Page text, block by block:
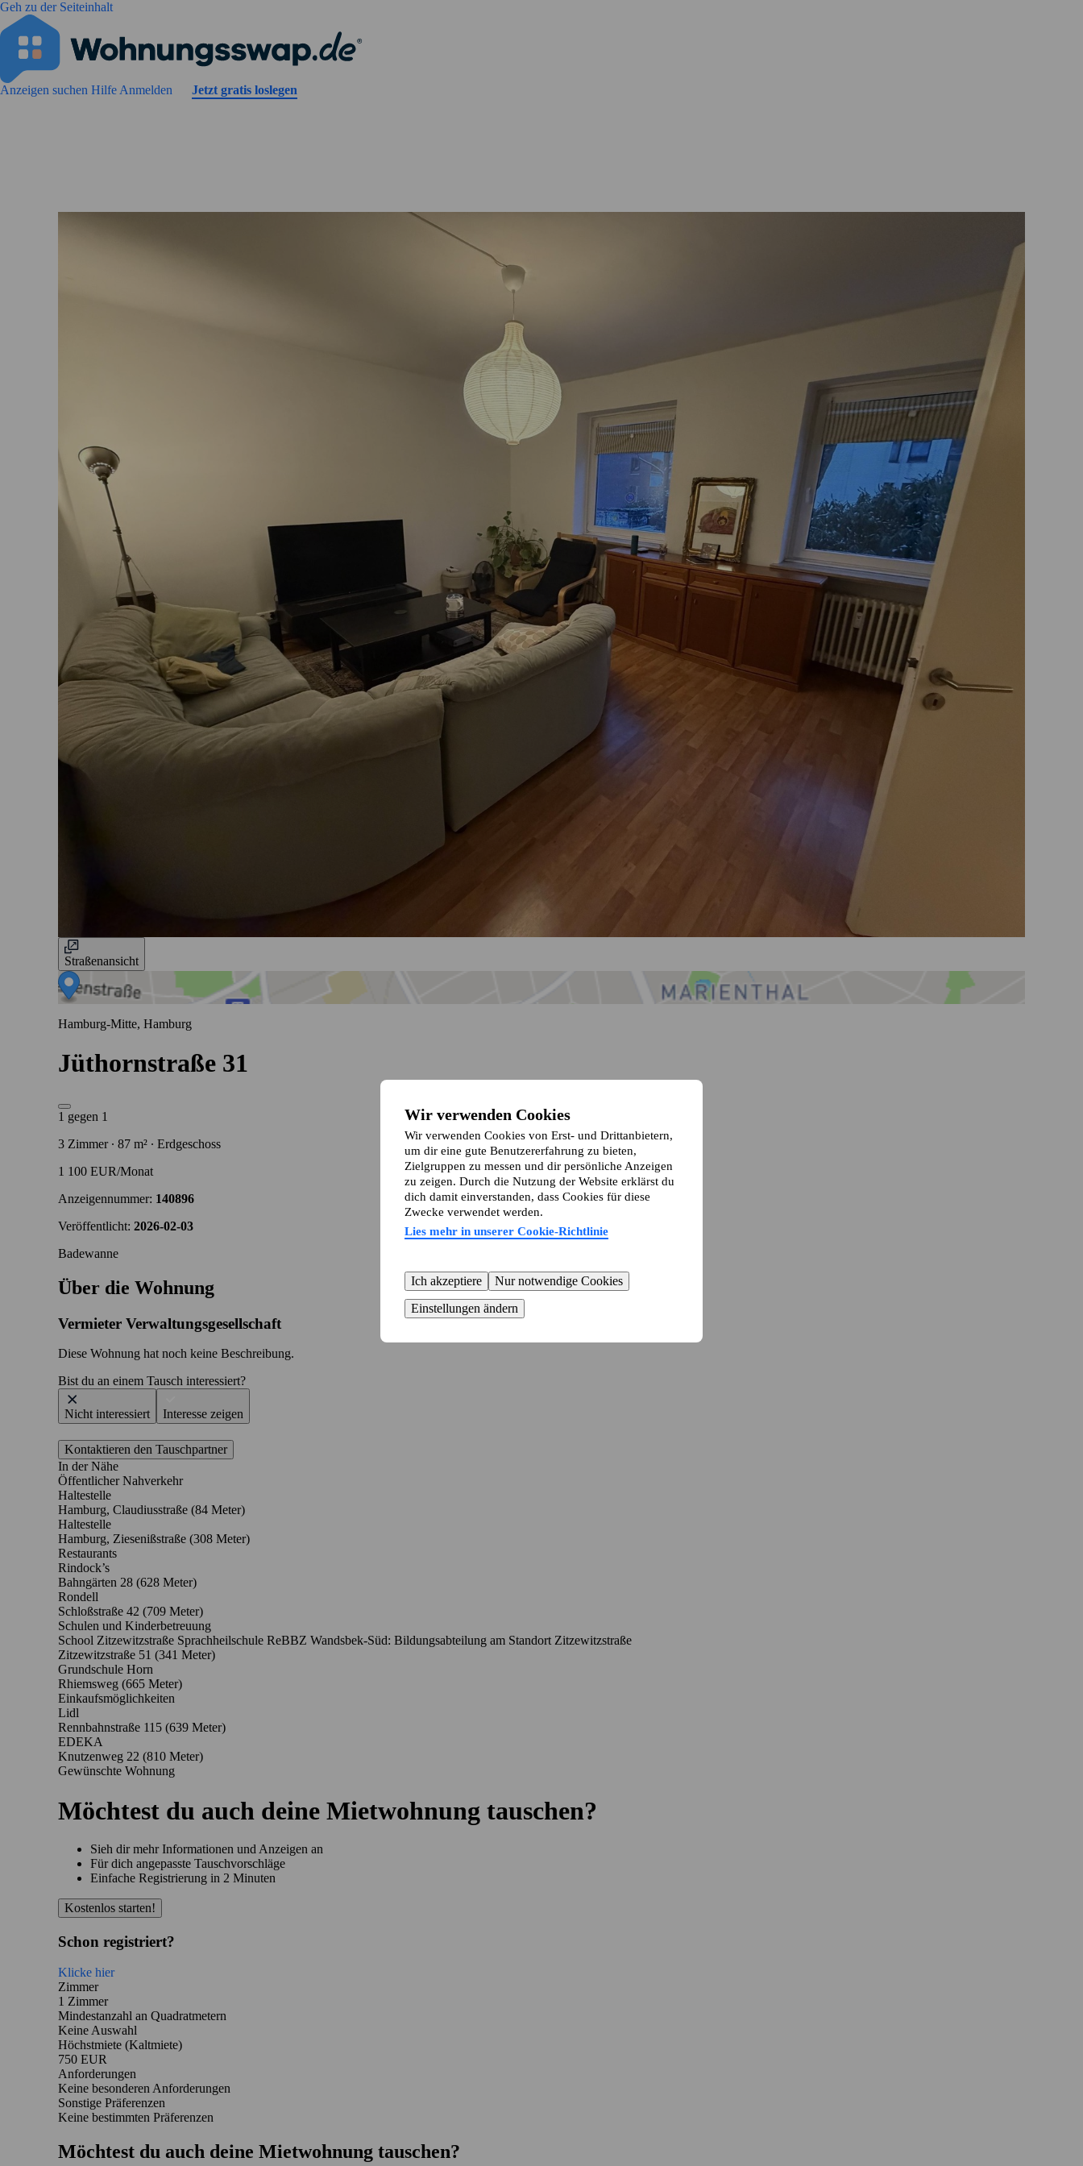
Geh zu der Seiteinhalt
Wir verwenden Cookies
Wir verwenden Cookies von Erst- und Drittanbietern,
um dir eine gute Benutzererfahrung zu bieten,
Zielgruppen zu messen und dir persönliche Anzeigen
zu zeigen. Durch die Nutzung der Website erklärst du
dich damit einverstanden, dass Cookies für diese
Zwecke verwendet werden.
Lies mehr in unserer Cookie-Richtlinie
Ich akzeptiere
Nur notwendige Cookies
Einstellungen ändern
Anzeigen suchen Hilfe Anmelden Jetzt gratis loslegen
Straßenansicht
Hamburg-Mitte, Hamburg
Jüthornstraße 31
1 gegen 1
3 Zimmer ∙ 87 m² ∙ Erdgeschoss
1 100 EUR/Monat
Anzeigennummer: 140896
Veröffentlicht: 2026-02-03
Badewanne
Über die Wohnung
Vermieter Verwaltungsgesellschaft
Diese Wohnung hat noch keine Beschreibung.
Bist du an einem Tausch interessiert?
Nicht interessiert Interesse zeigen
Kontaktieren den Tauschpartner
In der Nähe
Öffentlicher Nahverkehr
Haltestelle
Hamburg, Claudiusstraße (84 Meter)
Haltestelle
Hamburg, Ziesenißstraße (308 Meter)
Restaurants
Rindock’s
Bahngärten 28 (628 Meter)
Rondell
Schloßstraße 42 (709 Meter)
Schulen und Kinderbetreuung
School Zitzewitzstraße Sprachheilschule ReBBZ Wandsbek-Süd: Bildungsabteilung am Standort Zitzewitzstraße
Zitzewitzstraße 51 (341 Meter)
Grundschule Horn
Rhiemsweg (665 Meter)
Einkaufsmöglichkeiten
Lidl
Rennbahnstraße 115 (639 Meter)
EDEKA
Knutzenweg 22 (810 Meter)
Gewünschte Wohnung
Möchtest du auch deine Mietwohnung tauschen?
Sieh dir mehr Informationen und Anzeigen an
Für dich angepasste Tauschvorschläge
Einfache Registrierung in 2 Minuten
Kostenlos starten!
Schon registriert?
Klicke hier
Zimmer
1 Zimmer
Mindestanzahl an Quadratmetern
Keine Auswahl
Höchstmiete (Kaltmiete)
750 EUR
Anforderungen
Keine besonderen Anforderungen
Sonstige Präferenzen
Keine bestimmten Präferenzen
Möchtest du auch deine Mietwohnung tauschen?